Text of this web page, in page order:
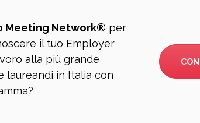
Meeting Network® per
il tuo Employer
alla più grande
laureandi in Italia con